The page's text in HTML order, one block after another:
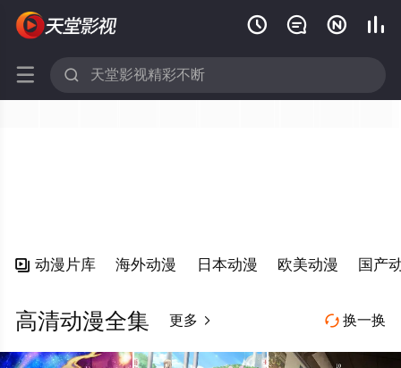
   
 
 动漫片库 海外动漫 日本动漫 欧美动漫 国产
 换一换
高清动漫全集 更多 